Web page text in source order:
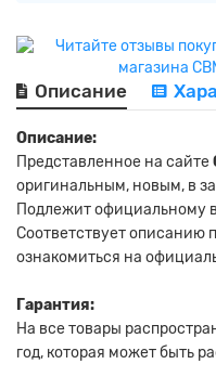
Описание
Описание:
Представленное на сайте
оригинальным, новым, в
Подлежит официальному
Соответствует описанию
ознакомиться на
Гарантия:
На все товары
год, которая может быть